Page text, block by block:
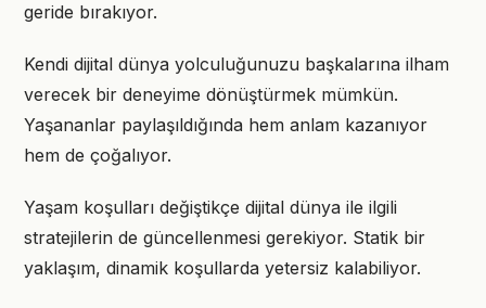
geride bırakıyor.
Kendi dijital dünya yolculuğunuzu başkalarına ilham
verecek bir deneyime dönüştürmek mümkün.
Yaşananlar paylaşıldığında hem anlam kazanıyor
hem de çoğalıyor.
Yaşam koşulları değiştikçe dijital dünya ile ilgili
stratejilerin de güncellenmesi gerekiyor. Statik bir
yaklaşım, dinamik koşullarda yetersiz kalabiliyor.